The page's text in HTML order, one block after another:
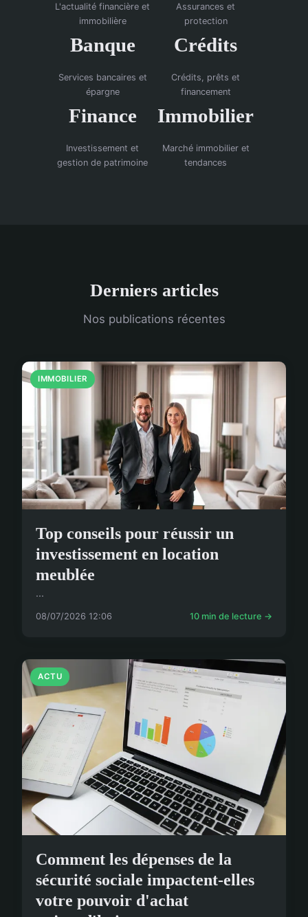
L'actualité financière et
immobilière
Assurances et
protection
Banque
Services bancaires et
épargne
Crédits
Crédits, prêts et
financement
Finance
Investissement et
gestion de patrimoine
Immobilier
Marché immobilier et
tendances
Derniers articles
Nos publications récentes
IMMOBILIER
Top conseils pour réussir un
investissement en location
meublée
...
08/07/2026 12:06 10 min de lecture →
ACTU
Comment les dépenses de la
sécurité sociale impactent-elles
votre pouvoir d'achat